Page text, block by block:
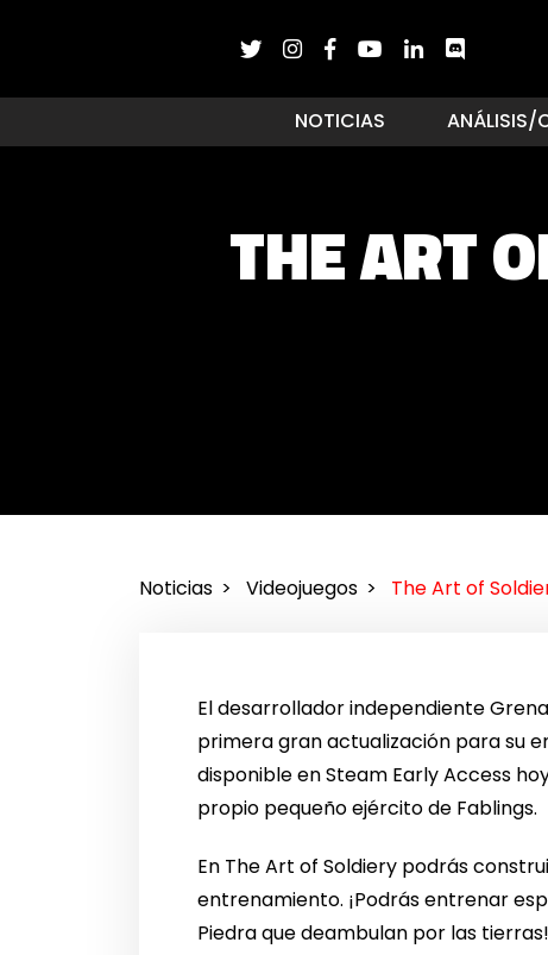
NOTICIAS ANÁLISIS/
THE ART
Noticias Videojuegos The Art of
El desarrollador independiente
primera gran actualización para su
disponible en Steam Early Access
propio pequeño ejército de Fablings.
En The Art of Soldiery podrás
entrenamiento. ¡Podrás entrenar
Piedra que deambulan por las tierras!